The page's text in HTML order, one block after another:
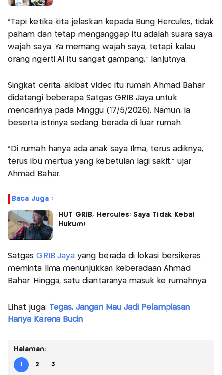
“Tapi ketika kita jelaskan kepada Bung Hercules, tidak
paham dan tetap menganggap itu adalah suara saya,
wajah saya. Ya memang wajah saya, tetapi kalau
orang ngerti AI itu sangat gampang," lanjutnya.
Singkat cerita, akibat video itu rumah Ahmad Bahar
didatangi beberapa Satgas GRIB Jaya untuk
mencarinya pada Minggu (17/5/2026). Namun, ia
beserta istrinya sedang berada di luar rumah.
"Di rumah hanya ada anak saya Ilma, terus adiknya,
terus ibu mertua yang kebetulan lagi sakit," ujar
Ahmad Bahar.
Baca Juga :
HUT GRIB, Hercules: Saya Tidak Kebal
Hukum!
SatgasGRIB Jaya yang berada di lokasi bersikeras
meminta Ilma menunjukkan keberadaan Ahmad
Bahar. Hingga, satu diantaranya masuk ke rumahnya.
Lihat juga: Tegas, Jangan Mau Jadi Pelampiasan
Hanya Karena Bucin
Halaman:
1 2 3